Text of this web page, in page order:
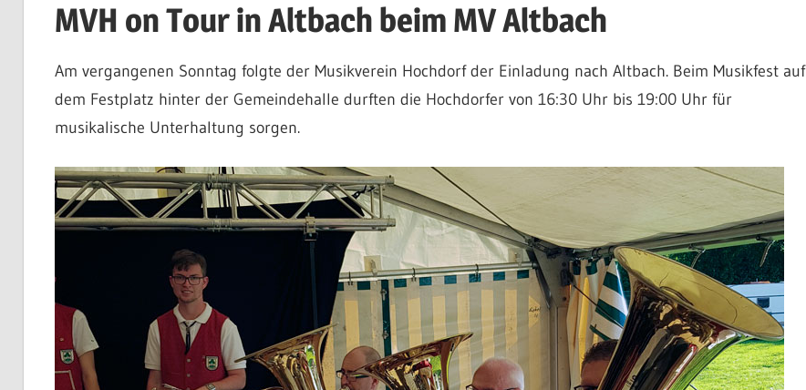
im
Kreis
Esslingen
am
MVH on Tour in Altbach beim MV Altbach
Am vergangenen Sonntag folgte der Musikverein Hochdorf der Einladung nach Altbach. Beim Musikfest auf
dem Festplatz hinter der Gemeindehalle durften die Hochdorfer von 16:30 Uhr bis 19:00 Uhr für
musikalische Unterhaltung sorgen.